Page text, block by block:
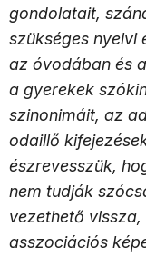
gondolatait,
szükséges nyelvi
az óvodában és
a gyerekek
szinonimáit, az
odaillő
észrevesszük,
nem tudják
vezethető
asszociációs